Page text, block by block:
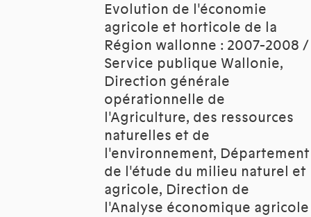
Evolution de l'économie
agricole et horticole de la
Région wallonne : 2007-2008 /
Service publique Wallonie,
Direction générale
opérationnelle de
l'Agriculture, des ressources
naturelles et de
l'environnement, Département
de l'étude du milieu naturel et
agricole, Direction de
l'Analyse économique agricole